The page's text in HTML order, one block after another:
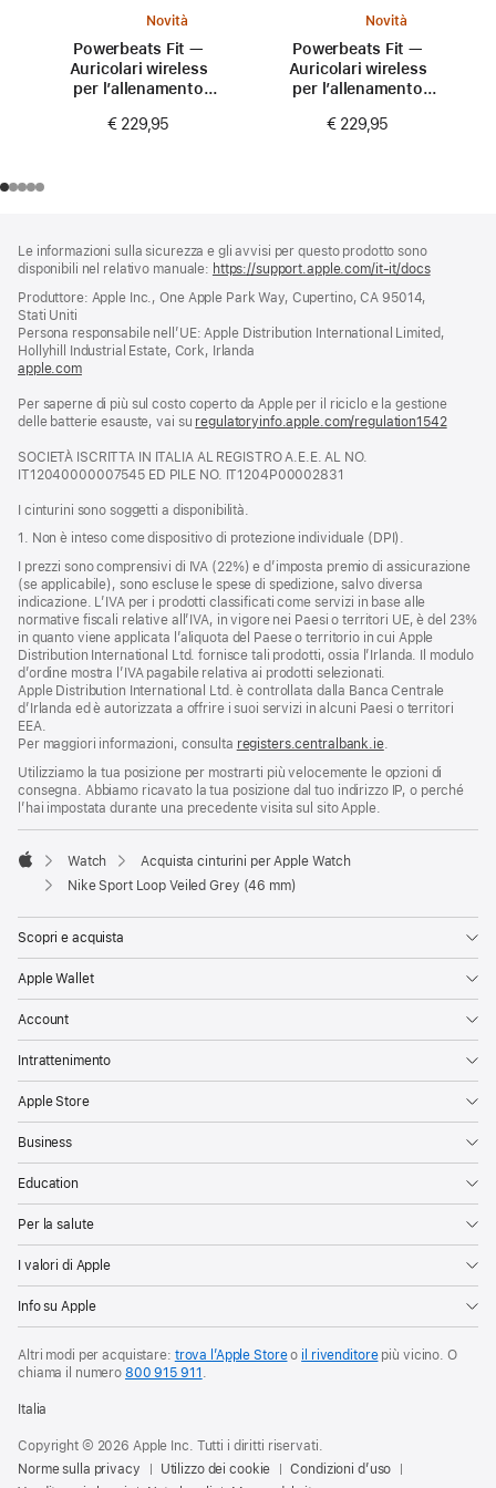
Novità
Powerbeats Fit —
Auricolari wireless
per l’allenamento
perfetta —
€ 229,95
Novità
Powerbeats Fit —
Auricolari wireless
per l’allenamento
perfetta —
€ 229,95
di
pagina
a
piè
di
pagina
Le informazioni sulla sicurezza e gli avvisi per questo prodotto sono
disponibili nel relativo manuale: https://support.apple.com/it-it/docs(si
finestra)
Produttore: Apple Inc., One Apple Park Way, Cupertino, CA 95014,
Stati Uniti
Persona responsabile nell’UE: Apple Distribution International Limited,
Hollyhill Industrial Estate, Cork, Irlanda
apple.com(si
una
nuova
Per saperne di più sul costo coperto da Apple per il riciclo e la gestione
delle batterie esauste, vai su regulatoryinfo.apple.com/regulation1542(si
SOCIETÀ ISCRITTA IN ITALIA AL REGISTRO A.E.E. AL NO.
IT12040000007545 ED PILE NO. IT1204P00002831
I cinturini sono soggetti a disponibilità.
1. Non è inteso come dispositivo di protezione individuale (DPI).
I prezzi sono comprensivi di IVA (22%) e d’imposta premio di assicurazione
(se applicabile), sono escluse le spese di spedizione, salvo diversa
indicazione. L’IVA per i prodotti classificati come servizi in base alle
normative fiscali relative all’IVA, in vigore nei Paesi o territori UE, è del 23%
in quanto viene applicata l’aliquota del Paese o territorio in cui Apple
Distribution International Ltd. fornisce tali prodotti, ossia l’Irlanda. Il modulo
d’ordine mostra l’IVA pagabile relativa ai prodotti selezionati.
Apple Distribution International Ltd. è controllata dalla Banca Centrale
d’Irlanda ed è autorizzata a offrire i suoi servizi in alcuni Paesi o territori
EEA.
Per maggiori informazioni, consulta registers.centralbank.ie.
Utilizziamo la tua posizione per mostrarti più velocemente le opzioni di
consegna. Abbiamo ricavato la tua posizione dal tuo indirizzo IP, o perché
l’hai impostata durante una precedente visita sul sito Apple.
Apple
Watch
Acquista cinturini per Apple Watch
Nike Sport Loop Veiled Grey (46 mm)
Scopri e acquista
Apple Wallet
Account
Intrattenimento
Apple Store
Business
Education
Per la salute
I valori di Apple
Info su Apple
Altri modi per acquistare: trova l’Apple Storeo il rivenditorepiù vicino. O
chiama il numero 800 915 911
Italia
Copyright © 2026 Apple Inc. Tutti i diritti riservati.
Norme sulla privacy
Utilizzo dei cookie
Condizioni d’uso